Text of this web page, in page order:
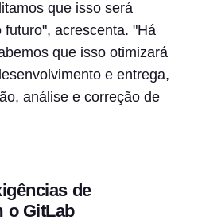
que isso será
acrescenta. "Há
que isso otimizará
e entrega,
análise e correção de
de
o GitLab